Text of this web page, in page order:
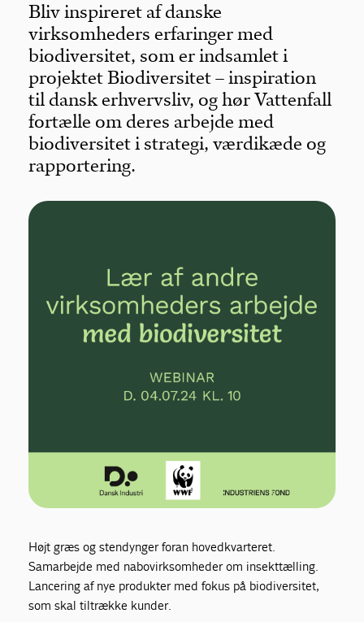
Bliv inspireret af danske
virksomheders erfaringer med
biodiversitet, som er indsamlet i
projektet Biodiversitet – inspiration
til dansk erhvervsliv, og hør Vattenfall
fortælle om deres arbejde med
biodiversitet i strategi, værdikæde og
rapportering.
Højt græs og stendynger foran hovedkvarteret.
Samarbejde med nabovirksomheder om insekttælling.
Lancering af nye produkter med fokus på biodiversitet,
som skal tiltrække kunder.